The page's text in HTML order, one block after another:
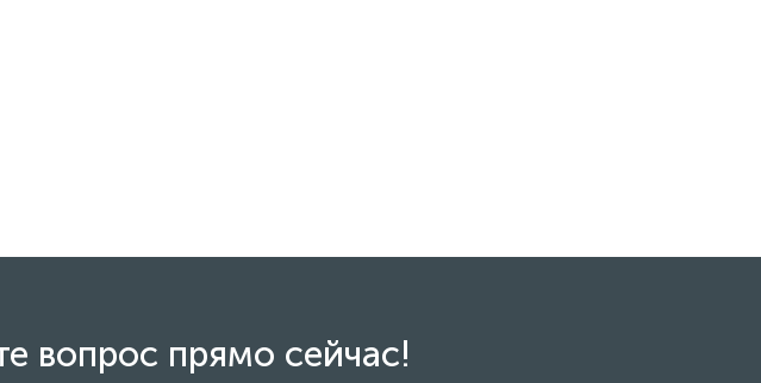
вопрос прямо сейчас!